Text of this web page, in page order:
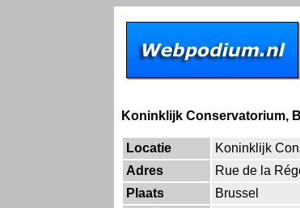
Koninklijk Conservatorium,
Locatie
Koninklijk
Adres
Rue de la
Plaats
Brussel